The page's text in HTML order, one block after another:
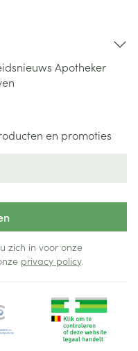
Apotheker
en promoties
zich in voor onze
privacy policy.